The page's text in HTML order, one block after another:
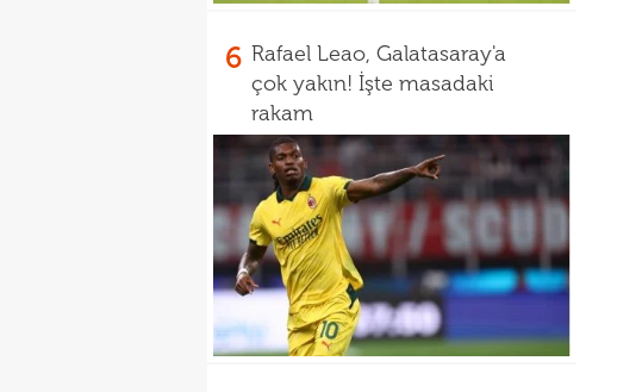
6 Rafael Leao, Galatasaray'a
çok yakın! İşte masadaki
rakam